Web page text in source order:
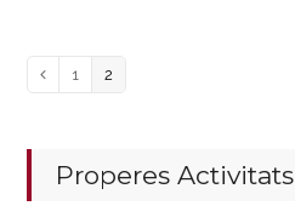
Previous
Page
1 Page
2
Properes Activitats